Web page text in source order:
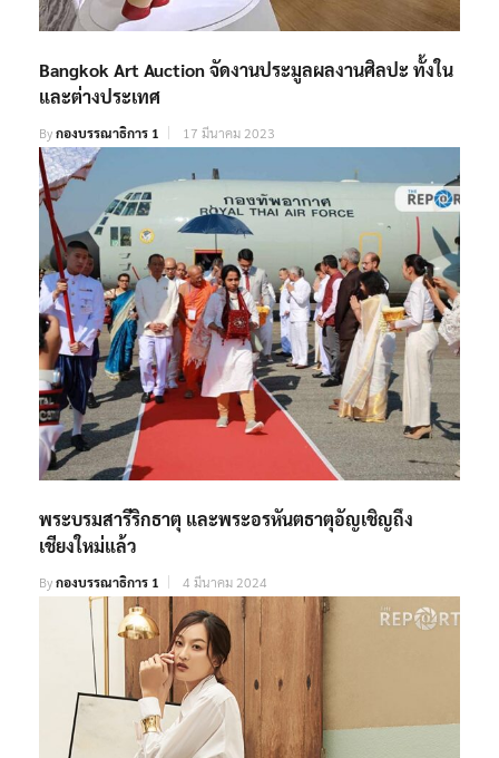
Bangkok Art Auction จัดงานประมูลผลงานศิลปะ ทั้งใน
และต่างประเทศ
Byกองบรรณาธิการ 1 17 มีนาคม 2023
พระบรมสารีริกธาตุ และพระอรหันตธาตุอัญเชิญถึง
เชียงใหม่แล้ว
Byกองบรรณาธิการ 1 4 มีนาคม 2024